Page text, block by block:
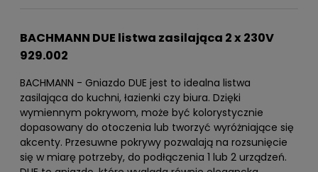
BACHMANN DUE listwa zasilająca 2 x 230V
929.002
BACHMANN - Gniazdo DUE jest to idealna listwa
zasilająca do kuchni, łazienki czy biura. Dzięki
wymiennym pokrywom, może być kolorystycznie
dopasowany do otoczenia lub tworzyć wyróżniające się
akcenty. Przesuwne pokrywy pozwalają na rozsunięcie
się w miarę potrzeby, do podłączenia 1 lub 2 urządzeń.